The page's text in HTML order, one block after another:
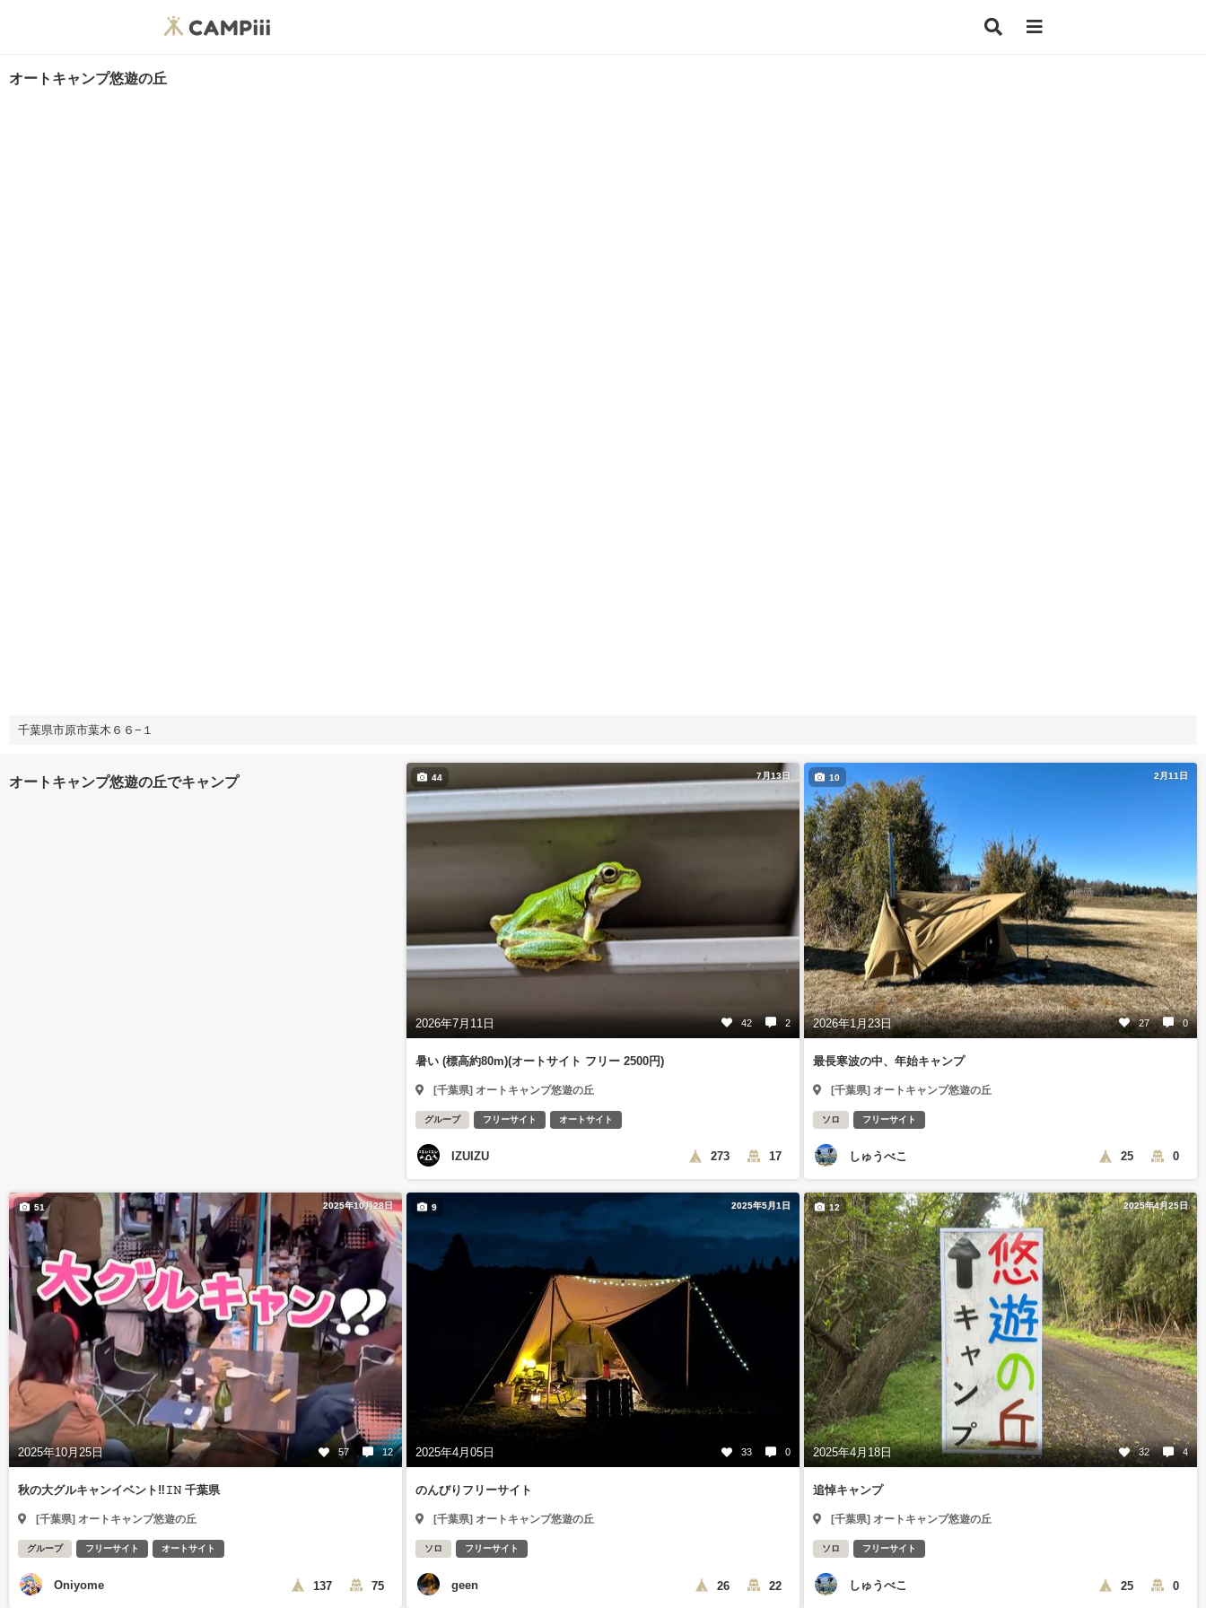
オートキャンプ悠遊の丘
千葉県市原市葉木６６−１
オートキャンプ悠遊の丘でキャンプ 7月13日
2026年7月11日 42 2
44
暑い (標高約80m)(オートサイト フリー 2500円)
[千葉県] オートキャンプ悠遊の丘
グループ フリーサイト オートサイト
IZUIZU 273 17
2月11日
2026年1月23日 27 0
10
最長寒波の中、年始キャンプ
[千葉県] オートキャンプ悠遊の丘
ソロ フリーサイト
しゅうべこ 25 0
2025年10月28日
2025年10月25日 57 12
51
秋の大グルキャンイベント‼️𝙸𝙽 千葉県
[千葉県] オートキャンプ悠遊の丘
グループ フリーサイト オートサイト
Oniyome 137 75
2025年5月1日
2025年4月05日 33 0
9
のんびりフリーサイト
[千葉県] オートキャンプ悠遊の丘
ソロ フリーサイト
geen 26 22
2025年4月25日
2025年4月18日 32 4
12
追悼キャンプ
[千葉県] オートキャンプ悠遊の丘
ソロ フリーサイト
しゅうべこ 25 0